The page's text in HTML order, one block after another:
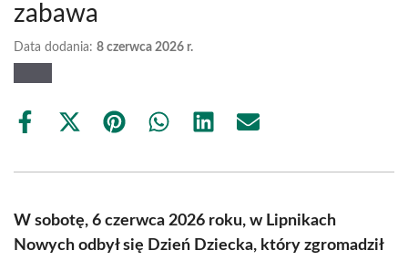
zabawa
Data dodania: 8 czerwca 2026 r.
Share
Share
(Twitter)
Share Share Share Share
W sobotę, 6 czerwca 2026 roku, w Lipnikach
Nowych odbył się Dzień Dziecka, który zgromadził